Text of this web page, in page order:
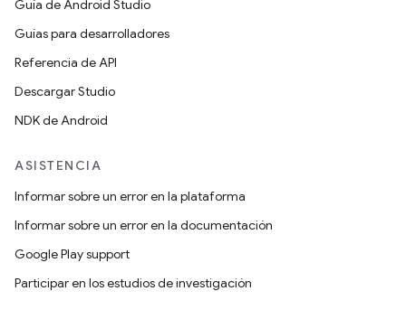
Guía de Android Studio
Guías para desarrolladores
Referencia de API
Descargar Studio
NDK de Android
ASISTENCIA
Informar sobre un error en la plataforma
Informar sobre un error en la documentación
Google Play support
Participar en los estudios de investigación